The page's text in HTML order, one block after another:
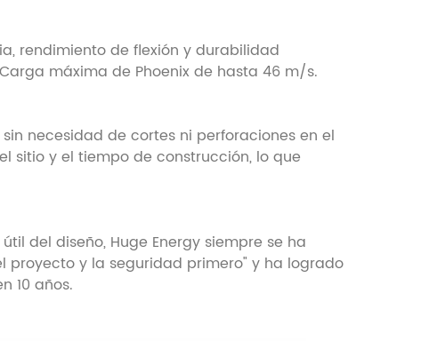
rendimiento de flexión y durabilidad
máxima de Phoenix de hasta 46 m/s.
necesidad de cortes ni perforaciones en el
sitio y el tiempo de construcción, lo que
del diseño, Huge Energy siempre se ha
y la seguridad primero" y ha logrado
10 años.